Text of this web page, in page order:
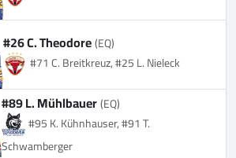
#26 C. Theodore(EQ)
#71 C. Breitkreuz, #25 L. Nieleck
#89 L. Mühlbauer(EQ)
#95 K. Kühnhauser, #91 T.
Schwamberger